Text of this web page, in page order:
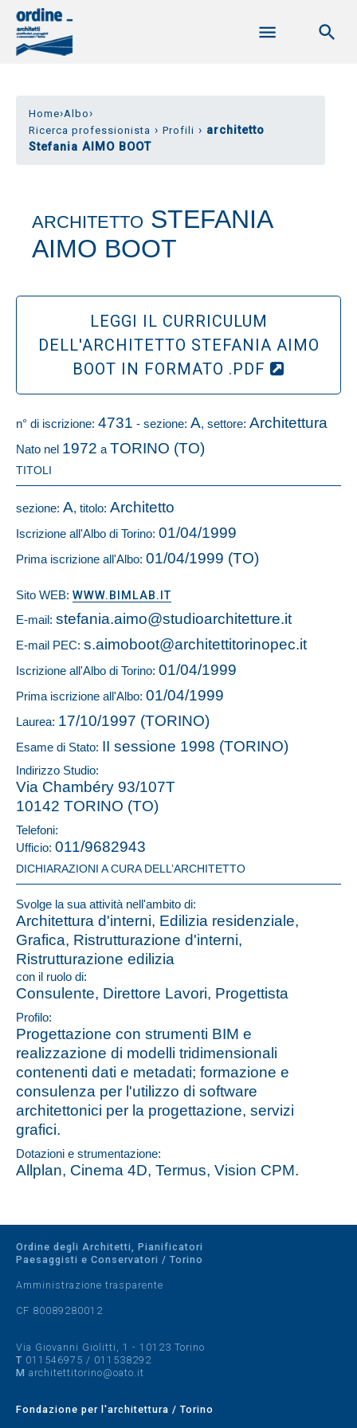
Home›Albo›
Ricerca professionista › Profili › architetto
Stefania AIMO BOOT
ARCHITETTO STEFANIA
AIMO BOOT
LEGGI IL CURRICULUM
DELL'ARCHITETTO STEFANIA AIMO
BOOT IN FORMATO .PDF
n° di iscrizione: 4731 - sezione: A, settore: Architettura
Nato nel 1972 a TORINO (TO)
TITOLI
sezione: A, titolo: Architetto
Iscrizione all'Albo di Torino: 01/04/1999
Prima iscrizione all'Albo: 01/04/1999 (TO)
Sito WEB: WWW.BIMLAB.IT
E-mail: stefania.aimo@studioarchitetture.it
E-mail PEC: s.aimoboot@architettitorinopec.it
Iscrizione all'Albo di Torino: 01/04/1999
Prima iscrizione all'Albo: 01/04/1999
Laurea: 17/10/1997 (TORINO)
Esame di Stato: II sessione 1998 (TORINO)
Indirizzo Studio:
Via Chambéry 93/107T
10142 TORINO (TO)
Telefoni:
Ufficio: 011/9682943
DICHIARAZIONI A CURA DELL’ARCHITETTO
Svolge la sua attività nell'ambito di:
Architettura d'interni, Edilizia residenziale,
Grafica, Ristrutturazione d'interni,
Ristrutturazione edilizia
con il ruolo di:
Consulente, Direttore Lavori, Progettista
Profilo:
Progettazione con strumenti BIM e
realizzazione di modelli tridimensionali
contenenti dati e metadati; formazione e
consulenza per l'utilizzo di software
architettonici per la progettazione, servizi
grafici.
Dotazioni e strumentazione:
Allplan, Cinema 4D, Termus, Vision CPM.
Ordine degli Architetti, Pianificatori
Paesaggisti e Conservatori / Torino
Amministrazione trasparente
CF 80089280012
Via Giovanni Giolitti, 1 - 10123 Torino
T 011546975 / 011538292
M architettitorino@oato.it
Fondazione per l'architettura / Torino